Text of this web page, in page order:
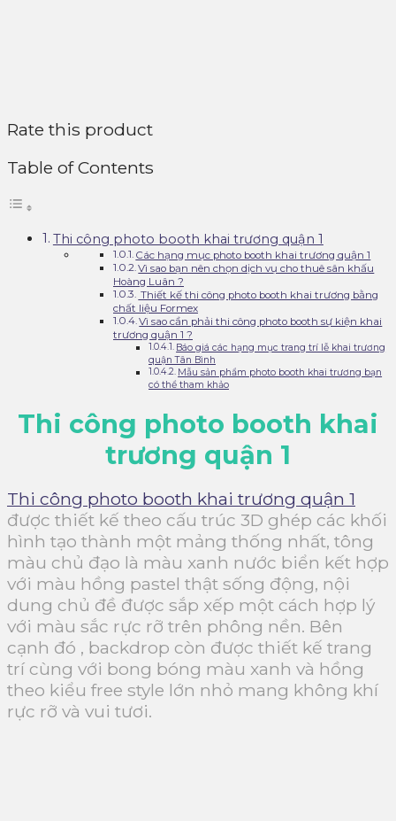
Rate this product
Table of Contents
Thi công photo booth khai trương quận 1
Các hạng mục photo booth khai trương quận 1
Vì sao bạn nên chọn dịch vụ cho thuê sân khấu
Hoàng Luân ?
Thiết kế thi công photo booth khai trương bằng
chất liệu Formex
Vì sao cần phải thi công photo booth sự kiện khai
trương quận 1 ?
Báo giá các hạng mục trang trí lễ khai trương
quận Tân Bình
Mẫu sản phẩm photo booth khai trương bạn
có thể tham khảo
Thi công photo booth khai
trương quận 1
Thi công photo booth khai trương quận 1
được thiết kế theo cấu trúc 3D ghép các khối
hình tạo thành một mảng thống nhất, tông
màu chủ đạo là màu xanh nước biển kết hợp
với màu hồng pastel thật sống động, nội
dung chủ đề được sắp xếp một cách hợp lý
với màu sắc rực rỡ trên phông nền. Bên
cạnh đó , backdrop còn được thiết kế trang
trí cùng với bong bóng màu xanh và hồng
theo kiểu free style lớn nhỏ mang không khí
rực rỡ và vui tươi.